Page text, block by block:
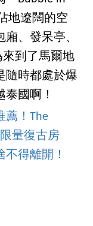
地遼闊的空
、發呆亭、
到了馬爾地
隨時都處於爆
國啊！
薦！The
量復古房
得離開！